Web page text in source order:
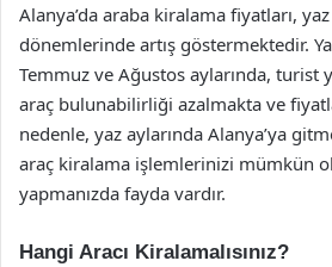
Alanya’da araba kiralama fiyatları,
dönemlerinde artış göstermektedir.
Temmuz ve Ağustos aylarında, turist
araç bulunabilirliği azalmakta ve
nedenle, yaz aylarında Alanya’ya
araç kiralama işlemlerinizi mümkün
yapmanızda fayda vardır.
Hangi Aracı Kiralamalısınız?